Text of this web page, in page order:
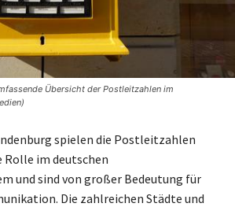
Übersicht der Postleitzahlen im
spielen die Postleitzahlen
Rolle im deutschen
und sind von großer Bedeutung für
Die zahlreichen Städte und